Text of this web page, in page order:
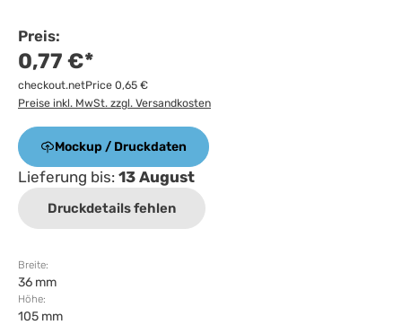
Preis:
0,77 €*
checkout.netPrice 0,65 €
Preise inkl. MwSt. zzgl. Versandkosten
Mockup / Druckdaten
Lieferung bis: 13 August
Druckdetails fehlen
Breite:
36 mm
Höhe:
105 mm